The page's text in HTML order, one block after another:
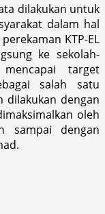
dilakukan untuk
dalam hal
KTP-EL
ke sekolah-
target
salah satu
dilakukan dengan
oleh
sampai dengan